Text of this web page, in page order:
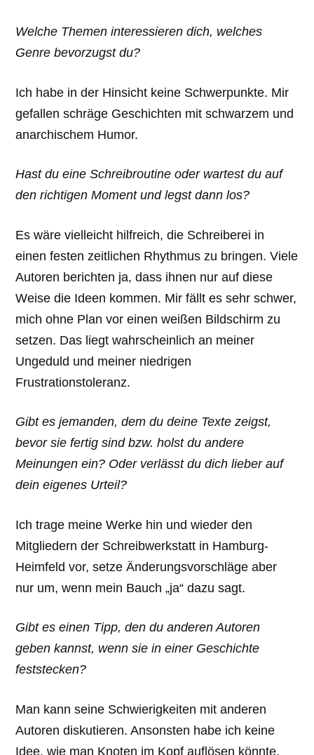
Welche Themen interessieren dich, welches
Genre bevorzugst du?
Ich habe in der Hinsicht keine Schwerpunkte. Mir
gefallen schräge Geschichten mit schwarzem und
anarchischem Humor.
Hast du eine Schreibroutine oder wartest du auf
den richtigen Moment und legst dann los?
Es wäre vielleicht hilfreich, die Schreiberei in
einen festen zeitlichen Rhythmus zu bringen. Viele
Autoren berichten ja, dass ihnen nur auf diese
Weise die Ideen kommen. Mir fällt es sehr schwer,
mich ohne Plan vor einen weißen Bildschirm zu
setzen. Das liegt wahrscheinlich an meiner
Ungeduld und meiner niedrigen
Frustrationstoleranz.
Gibt es jemanden, dem du deine Texte zeigst,
bevor sie fertig sind bzw. holst du andere
Meinungen ein? Oder verlässt du dich lieber auf
dein eigenes Urteil?
Ich trage meine Werke hin und wieder den
Mitgliedern der Schreibwerkstatt in Hamburg-
Heimfeld vor, setze Änderungsvorschläge aber
nur um, wenn mein Bauch „ja“ dazu sagt.
Gibt es einen Tipp, den du anderen Autoren
geben kannst, wenn sie in einer Geschichte
feststecken?
Man kann seine Schwierigkeiten mit anderen
Autoren diskutieren. Ansonsten habe ich keine
Idee, wie man Knoten im Kopf auflösen könnte.